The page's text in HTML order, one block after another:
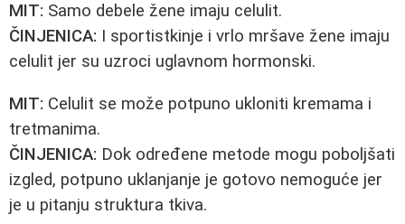
MIT: Samo debele žene imaju celulit.
ČINJENICA: I sportistkinje i vrlo mršave žene imaju
celulit jer su uzroci uglavnom hormonski.
MIT: Celulit se može potpuno ukloniti kremama i
tretmanima.
ČINJENICA: Dok određene metode mogu poboljšati
izgled, potpuno uklanjanje je gotovo nemoguće jer
je u pitanju struktura tkiva.